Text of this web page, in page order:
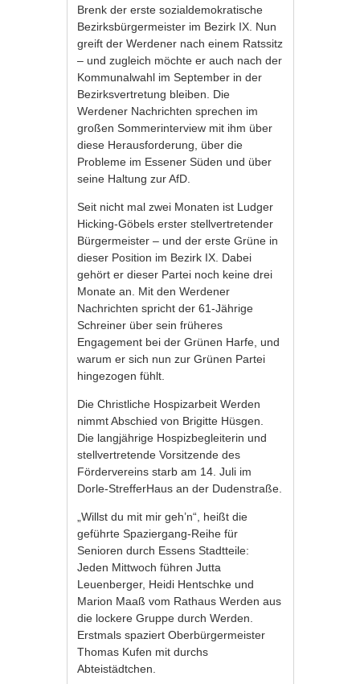
Brenk der erste sozialdemokratische
Bezirksbürgermeister im Bezirk IX. Nun
greift der Werdener nach einem Ratssitz
– und zugleich möchte er auch nach der
Kommunalwahl im September in der
Bezirksvertretung bleiben. Die
Werdener Nachrichten sprechen im
großen Sommerinterview mit ihm über
diese Herausforderung, über die
Probleme im Essener Süden und über
seine Haltung zur AfD.
Seit nicht mal zwei Monaten ist Ludger
Hicking-Göbels erster stellvertretender
Bürgermeister – und der erste Grüne in
dieser Position im Bezirk IX. Dabei
gehört er dieser Partei noch keine drei
Monate an. Mit den Werdener
Nachrichten spricht der 61-Jährige
Schreiner über sein früheres
Engagement bei der Grünen Harfe, und
warum er sich nun zur Grünen Partei
hingezogen fühlt.
Die Christliche Hospizarbeit Werden
nimmt Abschied von Brigitte Hüsgen.
Die langjährige Hospizbegleiterin und
stellvertretende Vorsitzende des
Fördervereins starb am 14. Juli im
Dorle-StrefferHaus an der Dudenstraße.
„Willst du mit mir geh’n“, heißt die
geführte Spaziergang-Reihe für
Senioren durch Essens Stadtteile:
Jeden Mittwoch führen Jutta
Leuenberger, Heidi Hentschke und
Marion Maaß vom Rathaus Werden aus
die lockere Gruppe durch Werden.
Erstmals spaziert Oberbürgermeister
Thomas Kufen mit durchs
Abteistädtchen.